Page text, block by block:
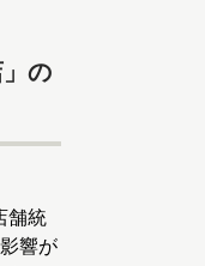
の
舗統
響が